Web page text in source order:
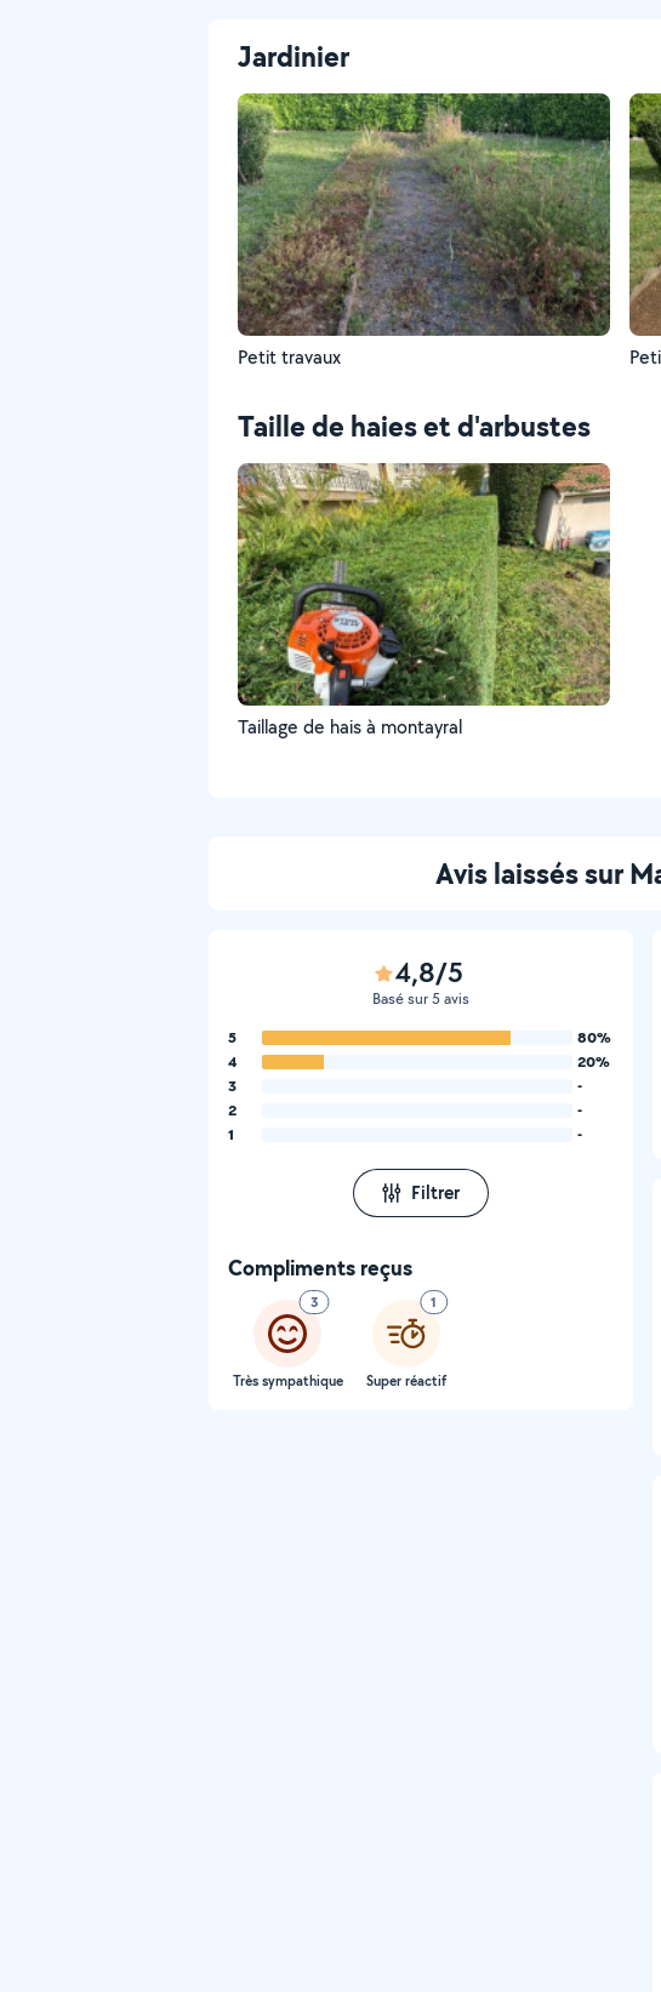
Jardinier
Petit travaux
Taille de haies et d'arbustes
Taillage de hais à montayral
Avis laissés sur
4,8/5
Basé sur 5 avis
5
80%
4
20%
3
-
2
-
1
-
Filtrer
Compliments reçus
3
Très sympathique
1
Super réactif